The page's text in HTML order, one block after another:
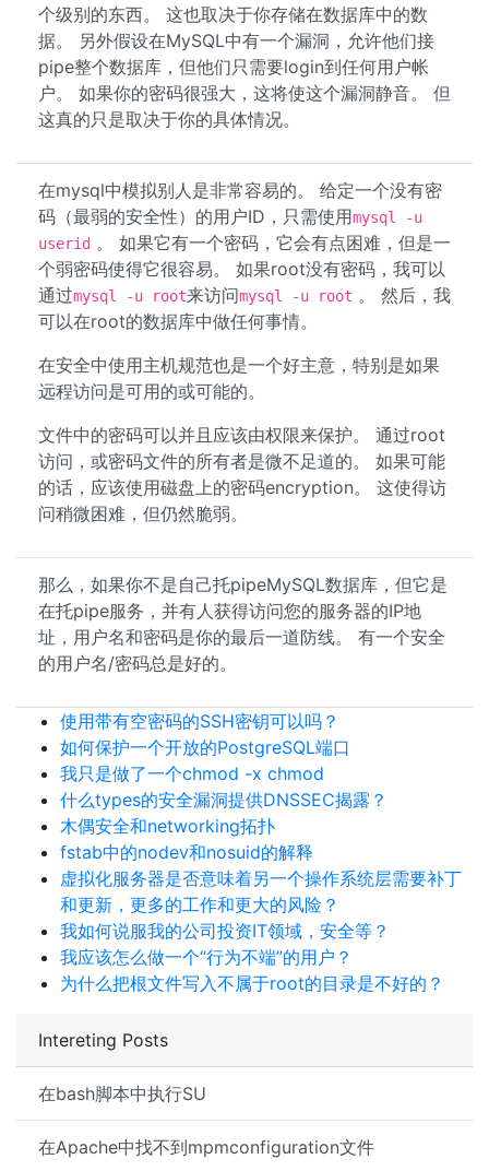
Intereting Posts
在bash脚本中执行SU
在Apache中找不到mpmconfiguration文件
个级别的东西。 这也取决于你存储在数据库中的数
据。 另外假设在MySQL中有一个漏洞，允许他们接
pipe整个数据库，但他们只需要login到任何用户帐
户。 如果你的密码很强大，这将使这个漏洞静音。 但
这真的只是取决于你的具体情况。
在mysql中模拟别人是非常容易的。 给定一个没有密
码（最弱的安全性）的用户ID，只需使用mysql -u
userid 。 如果它有一个密码，它会有点困难，但是一
个弱密码使得它很容易。 如果root没有密码，我可以
通过mysql -u root来访问mysql -u root 。 然后，我
可以在root的数据库中做任何事情。
在安全中使用主机规范也是一个好主意，特别是如果
远程访问是可用的或可能的。
文件中的密码可以并且应该由权限来保护。 通过root
访问，或密码文件的所有者是微不足道的。 如果可能
的话，应该使用磁盘上的密码encryption。 这使得访
问稍微困难，但仍然脆弱。
那么，如果你不是自己托pipeMySQL数据库，但它是
在托pipe服务，并有人获得访问您的服务器的IP地
址，用户名和密码是你的最后一道防线。 有一个安全
的用户名/密码总是好的。
使用带有空密码的SSH密钥可以吗？
如何保护一个开放的PostgreSQL端口
我只是做了一个chmod -x chmod
什么types的安全漏洞提供DNSSEC揭露？
木偶安全和networking拓扑
fstab中的nodev和nosuid的解释
虚拟化服务器是否意味着另一个操作系统层需要补丁
和更新，更多的工作和更大的风险？
我如何说服我的公司投资IT领域，安全等？
我应该怎么做一个“行为不端”的用户？
为什么把根文件写入不属于root的目录是不好的？